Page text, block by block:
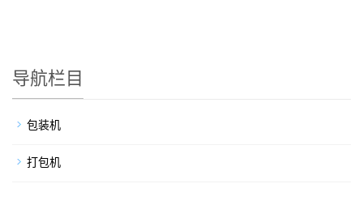
导航栏目
包装机
打包机